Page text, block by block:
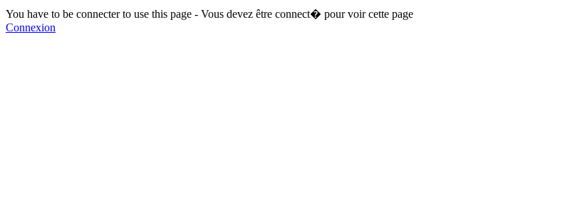
You have to be connecter to use this page - Vous devez être connect� pour voir cette page
Connexion